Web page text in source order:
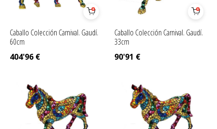
Caballo Colección Carnival. Gaudí.
60cm
404'96 €
Caballo Colección Carnival. Gaudí.
33cm
90'91 €